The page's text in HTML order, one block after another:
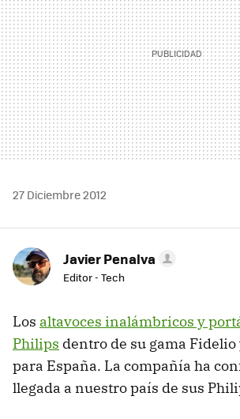
27 Diciembre 2012
Javier Penalva
Editor - Tech
Los altavoces inalámbricos y
Philips dentro de su gama
para España. La compañía ha
llegada a nuestro país de sus